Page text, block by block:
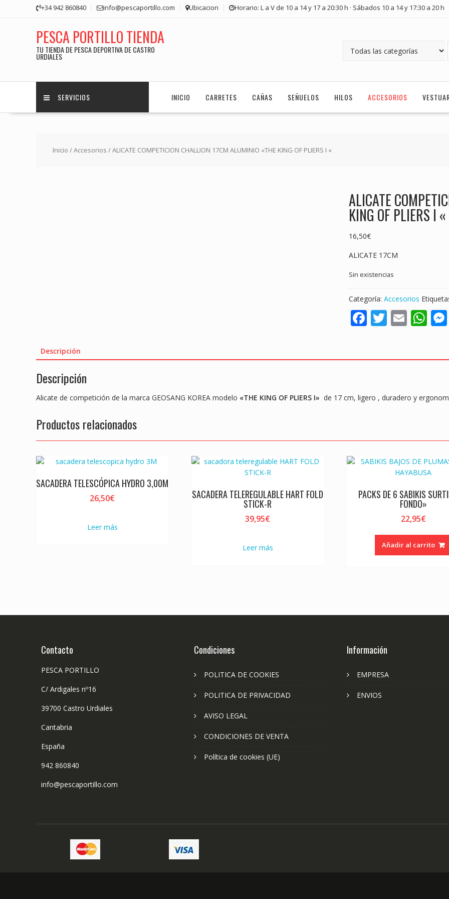
+34 942 860840 info@pescaportillo.com Ubicacion Horario: L a V de 10 a 14 y 17 a 20:30 h · Sábados 10 a 14 y 17:30 a 20 h
PESCA PORTILLO TIENDA
TU TIENDA DE PESCA DEPORTIVA DE CASTRO
URDIALES
SERVICIOS INICIO CARRETES CAÑAS SEÑUELOS HILOS ACCESORIOS
Inicio /Accesorios / ALICATE COMPETICION CHALLION 17CM ALUMINIO «THE KING OF PLIERS I «
ALICATE
KING OF PLIERS I «
16,50€
ALICATE 17CM
Sin existencias
Categoría: Accesorios
F
b
o
T
er
E
l
W
s
p
Descripción
Descripción
Alicate de competición de la marca GEOSANG KOREA modelo «THE KING OF PLIERS I» de 17 cm, ligero , duradero y
Productos relacionados
SACADERA TELESCÓPICA HYDRO 3,00M
26,50€
Leer más
SACADERA TELEREGULABLE HART FOLD
STICK-R
39,95€
Leer más
PACKS DE 6 SABIKIS
FONDO»
22,95€
Añadir al carrito
Contacto
PESCA PORTILLO
C/ Ardigales nº16
39700 Castro Urdiales
Cantabria
España
942 860840
info@pescaportillo.com
Condiciones
POLITICA DE COOKIES
POLITICA DE PRIVACIDAD
AVISO LEGAL
CONDICIONES DE VENTA
Política de cookies (UE)
Información
EMPRESA
ENVIOS